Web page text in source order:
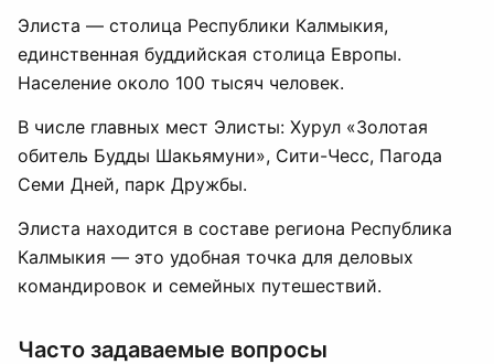
Элиста — столица Республики Калмыкия,
единственная буддийская столица Европы.
Население около 100 тысяч человек.
В числе главных мест Элисты: Хурул «Золотая
обитель Будды Шакьямуни», Сити-Чесс, Пагода
Семи Дней, парк Дружбы.
Элиста находится в составе региона Республика
Калмыкия — это удобная точка для деловых
командировок и семейных путешествий.
Часто задаваемые вопросы